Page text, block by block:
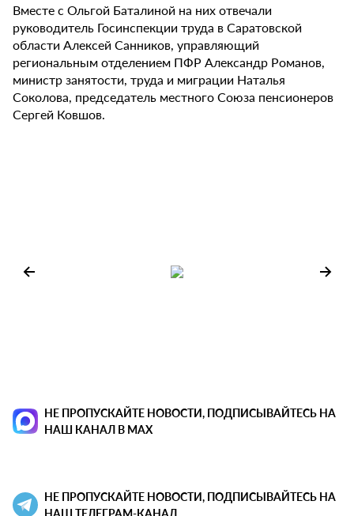
Вместе с Ольгой Баталиной на них отвечали
руководитель Госинспекции труда в Саратовской
области Алексей Санников, управляющий
региональным отделением ПФР Александр Романов,
министр занятости, труда и миграции Наталья
Соколова, председатель местного Союза пенсионеров
Сергей Ковшов.
НЕ ПРОПУСКАЙТЕ НОВОСТИ, ПОДПИСЫВАЙТЕСЬ НА
НАШ КАНАЛ В MAX
НЕ ПРОПУСКАЙТЕ НОВОСТИ, ПОДПИСЫВАЙТЕСЬ НА